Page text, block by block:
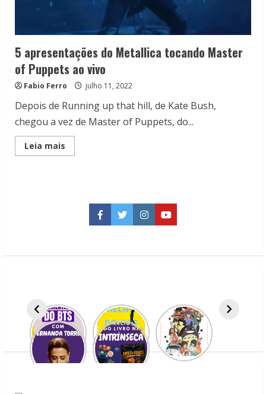
5 apresentações do Metallica tocando Master
of Puppets ao vivo
Fabio Ferro julho 11, 2022
Depois de Running up that hill, de Kate Bush,
chegou a vez de Master of Puppets, do...
Leia mais
more
tocando
Puppets
Facebook
TwitterInstagramYouTube